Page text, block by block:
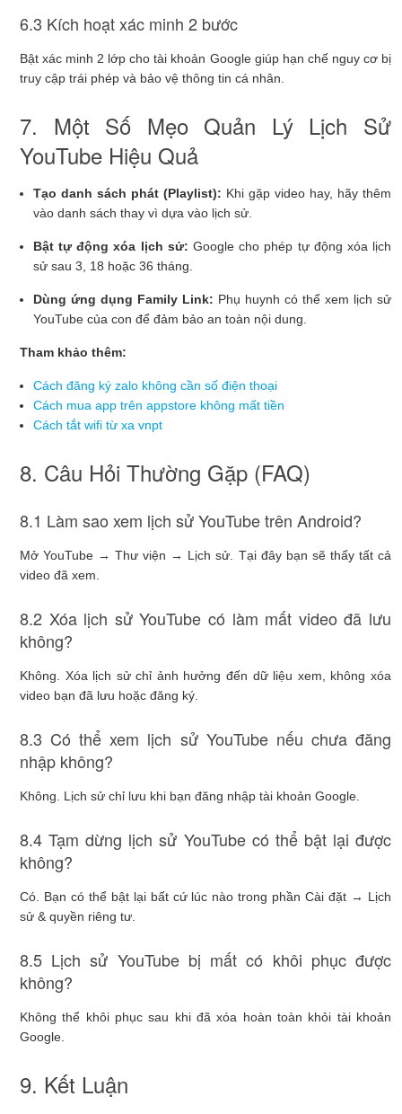
6.3 Kích hoạt xác minh 2 bước
Bật xác minh 2 lớp cho tài khoản Google giúp hạn chế nguy cơ bị
truy cập trái phép và bảo vệ thông tin cá nhân.
7. Một Số Mẹo Quản Lý Lịch Sử
YouTube Hiệu Quả
Tạo danh sách phát (Playlist): Khi gặp video hay, hãy thêm
vào danh sách thay vì dựa vào lịch sử.
Bật tự động xóa lịch sử: Google cho phép tự động xóa lịch
sử sau 3, 18 hoặc 36 tháng.
Dùng ứng dụng Family Link: Phụ huynh có thể xem lịch sử
YouTube của con để đảm bảo an toàn nội dung.
Tham khảo thêm:
Cách đăng ký zalo không cần số điện thoại
Cách mua app trên appstore không mất tiền
Cách tắt wifi từ xa vnpt
8. Câu Hỏi Thường Gặp (FAQ)
8.1 Làm sao xem lịch sử YouTube trên Android?
Mở YouTube → Thư viện → Lịch sử. Tại đây bạn sẽ thấy tất cả
video đã xem.
8.2 Xóa lịch sử YouTube có làm mất video đã lưu
không?
Không. Xóa lịch sử chỉ ảnh hưởng đến dữ liệu xem, không xóa
video bạn đã lưu hoặc đăng ký.
8.3 Có thể xem lịch sử YouTube nếu chưa đăng
nhập không?
Không. Lịch sử chỉ lưu khi bạn đăng nhập tài khoản Google.
8.4 Tạm dừng lịch sử YouTube có thể bật lại được
không?
Có. Bạn có thể bật lại bất cứ lúc nào trong phần Cài đặt → Lịch
sử & quyền riêng tư.
8.5 Lịch sử YouTube bị mất có khôi phục được
không?
Không thể khôi phục sau khi đã xóa hoàn toàn khỏi tài khoản
Google.
9. Kết Luận